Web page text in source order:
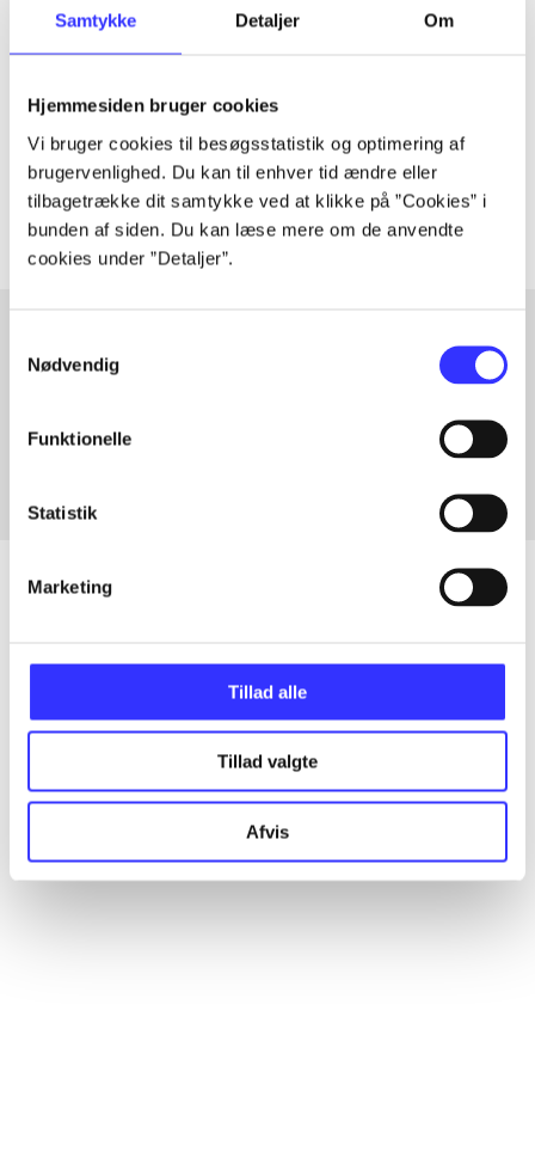
Samtykke Detaljer Om
Hjemmesiden bruger cookies
Vi bruger cookies til besøgsstatistik og optimering af
brugervenlighed. Du kan til enhver tid ændre eller
tilbagetrække dit samtykke ved at klikke på ”Cookies” i
bunden af siden. Du kan læse mere om de anvendte
cookies under ”Detaljer”.
Nødvendig
Funktionelle
Statistik
Marketing
Tillad alle
Tillad valgte
Afvis
lorem ipsum dolor sit amet ...
Tidsskrift
Artiklerne i handler ofte om
Artikler med samme emner
Artikler
Alle registrerede artikler fordelt på udgivelser